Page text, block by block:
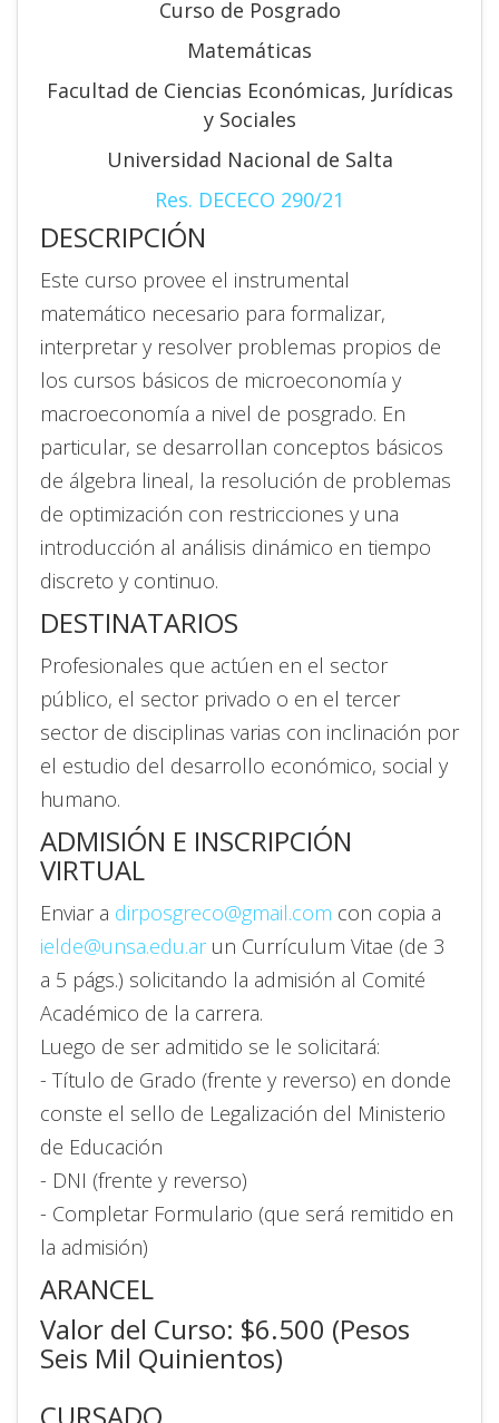
Curso de Posgrado
Matemáticas
Facultad de Ciencias Económicas, Jurídicas
y Sociales
Universidad Nacional de Salta
Res. DECECO 290/21
DESCRIPCIÓN
Este curso provee el instrumental
matemático necesario para formalizar,
interpretar y resolver problemas propios de
los cursos básicos de microeconomía y
macroeconomía a nivel de posgrado. En
particular, se desarrollan conceptos básicos
de álgebra lineal, la resolución de problemas
de optimización con restricciones y una
introducción al análisis dinámico en tiempo
discreto y continuo.
DESTINATARIOS
Profesionales que actúen en el sector
público, el sector privado o en el tercer
sector de disciplinas varias con inclinación por
el estudio del desarrollo económico, social y
humano.
ADMISIÓN E INSCRIPCIÓN
VIRTUAL
Enviar a dirposgreco@gmail.com con copia a
ielde@unsa.edu.arun Currículum Vitae (de 3
a 5 págs.) solicitando la admisión al Comité
Académico de la carrera.
Luego de ser admitido se le solicitará:
- Título de Grado (frente y reverso) en donde
conste el sello de Legalización del Ministerio
de Educación
- DNI (frente y reverso)
- Completar Formulario (que será remitido en
la admisión)
ARANCEL
Valor del Curso: $6.500 (Pesos
Seis Mil Quinientos)